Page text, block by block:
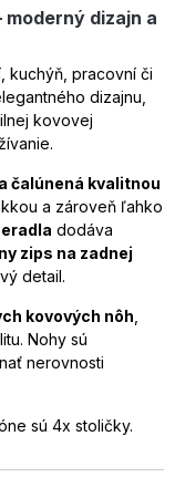
moderný dizajn a
kuchýň, pracovní či
dizajnu,
kovovej
čalúnená kvalitnou
a zároveň ľahko
dodáva
zips na zadnej
detail.
kovových nôh
Nohy sú
nerovnosti
sú 4x stoličky.